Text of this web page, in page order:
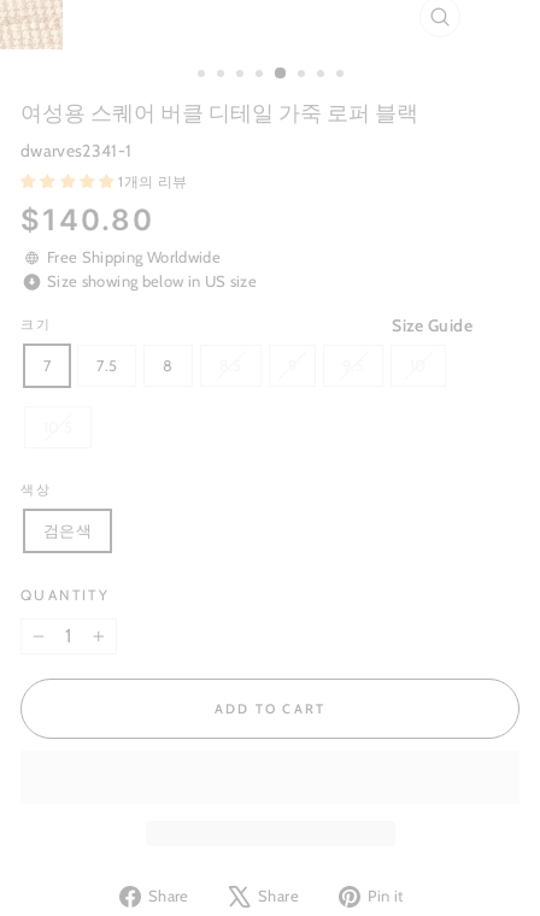
여성용 스퀘어 버클 디테일 가죽 로퍼 블랙
dwarves2341-1
1개의 리뷰
Regular
price
$140.80
Free Shipping Worldwide
Size showing below in US size
Size Guide
크기
7 7.5 8
색상
검은색
QUANTITY
ADD TO CART
Share
Share
Share
Tweet Pin it